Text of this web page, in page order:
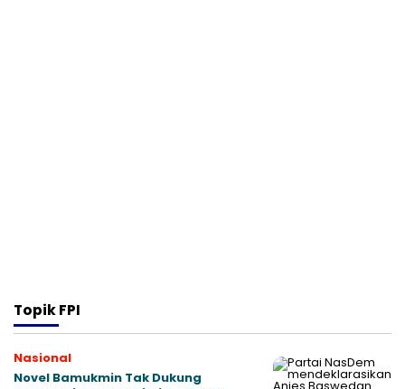
TopikFPI
Nasional
Novel Bamukmin Tak Dukung